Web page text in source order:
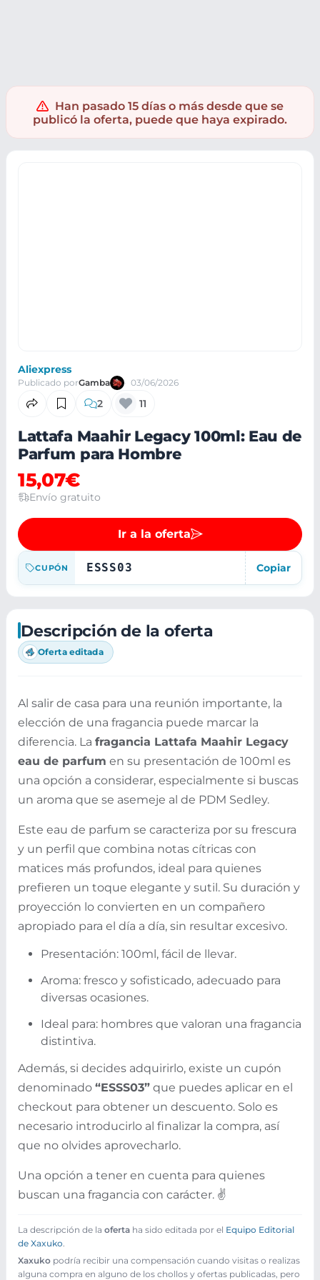
Han pasado 15 días o más desde que se
publicó la oferta, puede que haya expirado.
Aliexpress
Publicado porGamba 03/06/2026
2 11
Lattafa Maahir Legacy 100ml: Eau de
Parfum para Hombre
15,07€
Envío gratuito
Ir a la oferta
CUPÓN ESSS03 Copiar
Descripción de la oferta
Oferta editada
Al salir de casa para una reunión importante, la
elección de una fragancia puede marcar la
diferencia. La fragancia Lattafa Maahir Legacy
eau de parfum en su presentación de 100ml es
una opción a considerar, especialmente si buscas
un aroma que se asemeje al de PDM Sedley.
Este eau de parfum se caracteriza por su frescura
y un perfil que combina notas cítricas con
matices más profundos, ideal para quienes
prefieren un toque elegante y sutil. Su duración y
proyección lo convierten en un compañero
apropiado para el día a día, sin resultar excesivo.
Presentación: 100ml, fácil de llevar.
Aroma: fresco y sofisticado, adecuado para
diversas ocasiones.
Ideal para: hombres que valoran una fragancia
distintiva.
Además, si decides adquirirlo, existe un cupón
denominado “ESSS03” que puedes aplicar en el
checkout para obtener un descuento. Solo es
necesario introducirlo al finalizar la compra, así
que no olvides aprovecharlo.
Una opción a tener en cuenta para quienes
buscan una fragancia con carácter. ✌️
La descripción de la oferta ha sido editada por el Equipo Editorial
de Xaxuko.
Xaxuko podría recibir una compensación cuando visitas o realizas
alguna compra en alguno de los chollos y ofertas publicadas, pero